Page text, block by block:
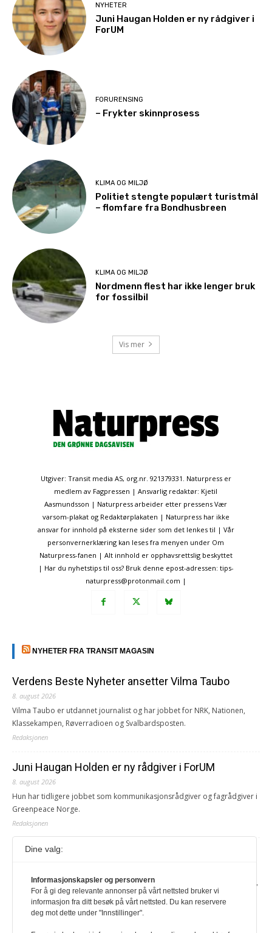
NYHETER
Juni Haugan Holden er ny rådgiver i
ForUM
FORURENSING
– Frykter skinnprosess
KLIMA OG MILJØ
Politiet stengte populært turistmål
– flomfare fra Bondhusbreen
KLIMA OG MILJØ
Nordmenn flest har ikke lenger bruk
for fossilbil
Vis mer
Utgiver: Transit media AS, org.nr. 921379331. Naturpress er
medlem av Fagpressen | Ansvarlig redaktør: Kjetil
Aasmundsson | Naturpress arbeider etter pressens Vær
varsom-plakat og Redaktørplakaten | Naturpress har ikke
ansvar for innhold på eksterne sider som det lenkes til | Vår
personvernerklæring kan leses fra menyen under Om
Naturpress-fanen | Alt innhold er opphavsrettslig beskyttet
| Har du nyhetstips til oss? Bruk denne epost-adressen: tips-
naturpress@protonmail.com |
NYHETER FRA TRANSIT MAGASIN
Verdens Beste Nyheter ansetter Vilma Taubo
8. august 2026
Vilma Taubo er utdannet journalist og har jobbet for NRK, Nationen,
Klassekampen, Røverradioen og Svalbardsposten.
Redaksjonen
Juni Haugan Holden er ny rådgiver i ForUM
8. august 2026
Hun har tidligere jobbet som kommunikasjonsrådgiver og fagrådgiver i
Greenpeace Norge.
Redaksjonen
Journalist fra Vietnam idømt 7 års fengsel
Kommunistpartiet i Vietnam har total kontroll over alle offisielle medier,
aviser, TV- og radiokanaler. For å lese denne må du ha abonnement
Logg inn her Ny abonnent? Velg Årsabonnement, Månedsabonnement
Dine valg:
Informasjonskapsler og personvern
For å gi deg relevante annonser på vårt nettsted bruker vi
informasjon fra ditt besøk på vårt nettsted. Du kan reservere
deg mot dette under "Innstillinger".